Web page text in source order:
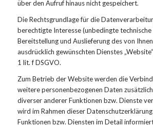
über den Aufruf hinaus nicht gespeichert.
Die Rechtsgrundlage für die
berechtigte Interesse (unbedingte
Bereitstellung und Auslieferung des von
ausdrücklich gewünschten Dienstes
1 lit. f DSGVO.
Zum Betrieb der Website werden die
weitere personenbezogenen Daten
diverser anderer Funktionen bzw. Dienste
wird im Rahmen dieser
Funktionen bzw. Diensten im Detail